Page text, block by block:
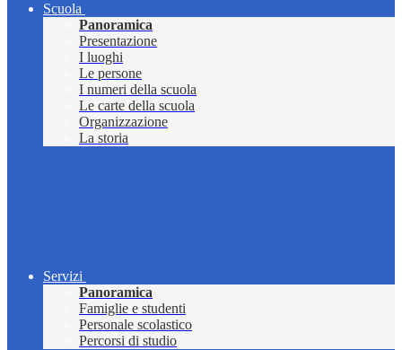
Scuola
Panoramica
Presentazione
I luoghi
Le persone
I numeri della scuola
Le carte della scuola
Organizzazione
La storia
Servizi
Panoramica
Famiglie e studenti
Personale scolastico
Percorsi di studio